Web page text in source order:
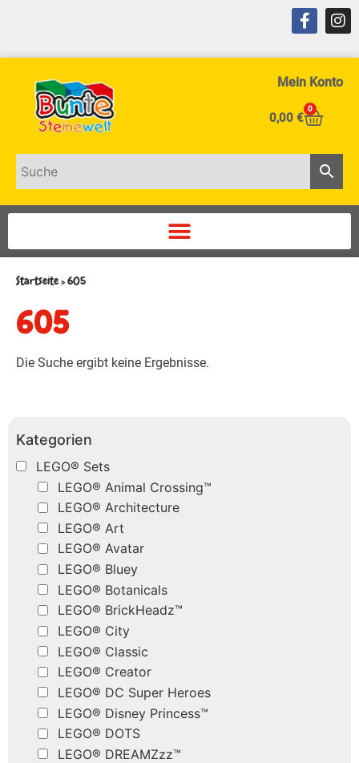
Mein Konto
0,00 €
0
Kategorien
LEGO® Sets
LEGO® Animal Crossing™
LEGO® Architecture
LEGO® Art
LEGO® Avatar
LEGO® Bluey
LEGO® Botanicals
LEGO® BrickHeadz™
LEGO® City
LEGO® Classic
LEGO® Creator
LEGO® DC Super Heroes
LEGO® Disney Princess™
LEGO® DOTS
LEGO® DREAMZzz™
Startseite»605
605
Die Suche ergibt keine Ergebnisse.